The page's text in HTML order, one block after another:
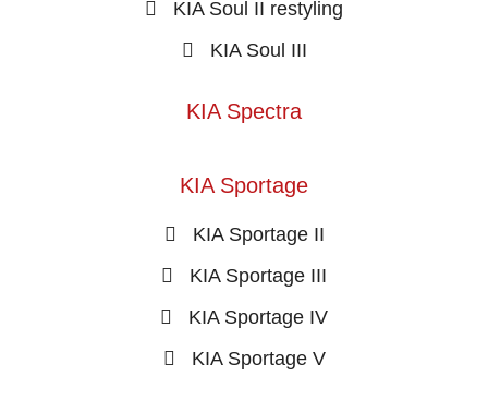
KIA Soul II restyling
KIA Soul III
KIA Spectra
KIA Sportage
KIA Sportage II
KIA Sportage III
KIA Sportage IV
KIA Sportage V